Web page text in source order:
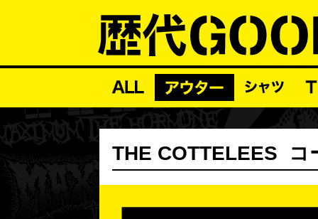
THE COTTELEES コ